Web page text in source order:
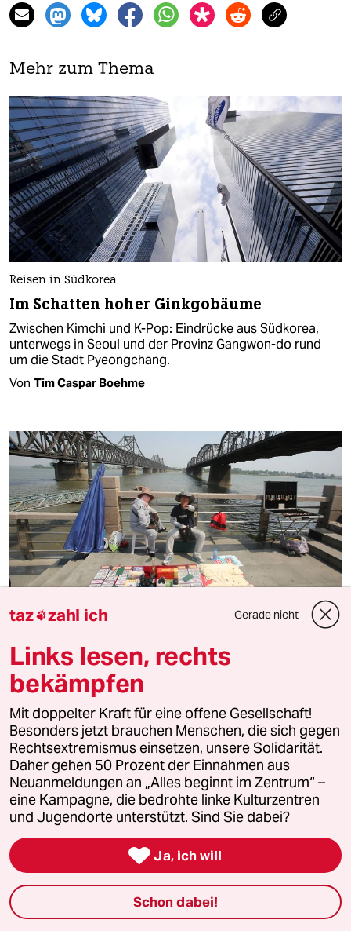
Mehr zum Thema
Reisen in Südkorea
Im Schatten hoher Ginkgobäume
Zwischen Kimchi und K-Pop: Eindrücke aus Südkorea,
unterwegs in Seoul und der Provinz Gangwon-do rund
um die Stadt Pyeongchang.
Von Tim Caspar Boehme
Kapitalismus in Nordkorea
Das einst abgeschottete Land verändert sich unter Kim
Jong Un. Beobachten lässt sich das sehr gut in der
chinesischen Grenzregion.
Von Fabian Kretschmer
taz zahl ich Gerade nicht
Links lesen, rechts
bekämpfen
Mit doppelter Kraft für eine offene Gesellschaft!
Besonders jetzt brauchen Menschen, die sich gegen
Rechtsextremismus einsetzen, unsere Solidarität.
Daher gehen 50 Prozent der Einnahmen aus
Neuanmeldungen an „Alles beginnt im Zentrum“ –
eine Kampagne, die bedrohte linke Kulturzentren
und Jugendorte unterstützt. Sind Sie dabei?
 Ja, ich will
Schon dabei!